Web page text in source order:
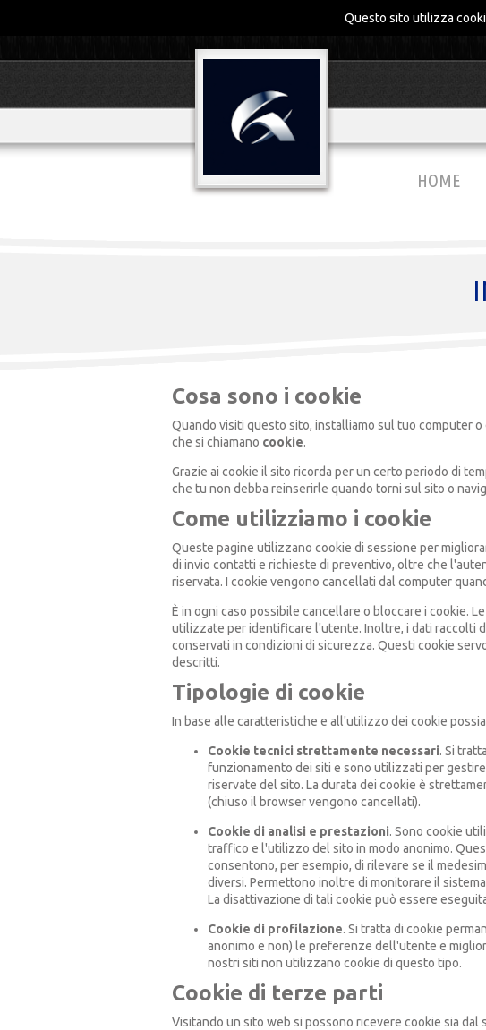
Questo sito utilizza
HOME
Cosa sono i cookie
Quando visiti questo sito, installiamo sul tuo computer
che si chiamano cookie.
Grazie ai cookie il sito ricorda per un certo periodo di
che tu non debba reinserirle quando torni sul sito o
Come utilizziamo i cookie
Queste pagine utilizzano cookie di sessione per
di invio contatti e richieste di preventivo, oltre che
riservata. I cookie vengono cancellati dal computer
È in ogni caso possibile cancellare o bloccare i cookie.
utilizzate per identificare l'utente. Inoltre, i dati raccolti
conservati in condizioni di sicurezza. Questi cookie
descritti.
Tipologie di cookie
In base alle caratteristiche e all'utilizzo dei cookie
Cookie tecnici strettamente necessari. Si
funzionamento dei siti e sono utilizzati per
riservate del sito. La durata dei cookie è
(chiuso il browser vengono cancellati).
Cookie di analisi e prestazioni. Sono cookie
traffico e l'utilizzo del sito in modo anonimo.
consentono, per esempio, di rilevare se il
diversi. Permettono inoltre di monitorare il
La disattivazione di tali cookie può essere
Cookie di profilazione. Si tratta di cookie
anonimo e non) le preferenze dell'utente e
nostri siti non utilizzano cookie di questo tipo.
Cookie di terze parti
Visitando un sito web si possono ricevere cookie sia dal